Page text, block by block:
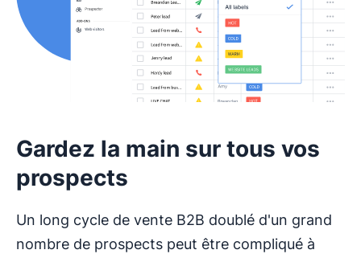
Gardez la main sur tous vos
prospects
Un long cycle de vente B2B doublé d'un grand
nombre de prospects peut être compliqué à